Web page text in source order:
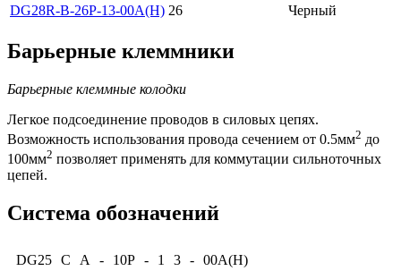
DG28R-B-26P-13-00A(H) 26 Черный
Барьерные клеммники
Барьерные клеммные колодки
Легкое подсоединение проводов в силовых цепях.
Возможность использования провода сечением от 0.5мм2 до
100мм2 позволяет применять для коммутации сильноточных
цепей.
Система обозначений
DG25 C A - 10P - 1 3 - 00A(H)